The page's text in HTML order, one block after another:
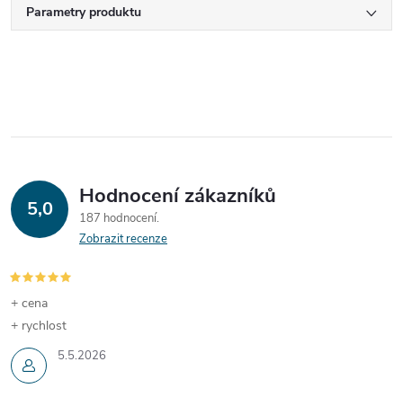
Parametry produktu
5,0 Hodnocení zákazníků
187 hodnocení
Zobrazit recenze
5.5.2026
+ cena
+ rychlost